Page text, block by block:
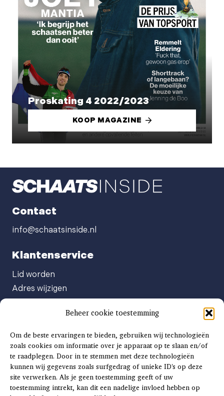
Beheer cookie toestemming
Om de beste ervaringen te bieden, gebruiken wij technologieën
zoals cookies om informatie over je apparaat op te slaan en/of
te raadplegen. Door in te stemmen met deze technologieën
kunnen wij gegevens zoals surfgedrag of unieke ID's op deze
site verwerken. Als je geen toestemming geeft of uw
toestemming intrekt, kan dit een nadelige invloed hebben op
Proskating 4 2022/2023
KOOP MAGAZINE
Contact
info@schaatsinside.nl
Klantenservice
Lid worden
Adres wijzigen
Abonnement opzeggen
Afgeven automatische incasso
Factuur betalen
Klachtenformulier
Overige vragen